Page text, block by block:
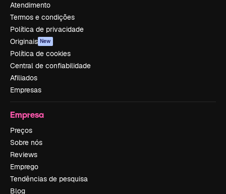
Atendimento
Termos e condições
Política de privacidade
Originais New
Política de cookies
Central de confiabilidade
Afiliados
Empresas
Empresa
Preços
Sobre nós
Reviews
Emprego
Tendências de pesquisa
Blog